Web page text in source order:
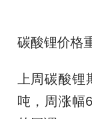
碳酸锂价格
上周碳酸锂
吨，周涨幅